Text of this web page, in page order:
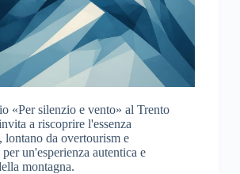
«Per silenzio e vento» al Trento
a riscoprire l'essenza
lontano da overtourism e
un'esperienza autentica e
montagna.